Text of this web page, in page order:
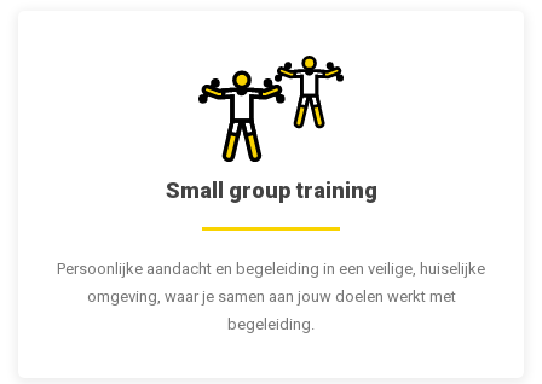
Small group training
Persoonlijke aandacht en begeleiding in een veilige, huiselijke
omgeving, waar je samen aan jouw doelen werkt met
begeleiding.